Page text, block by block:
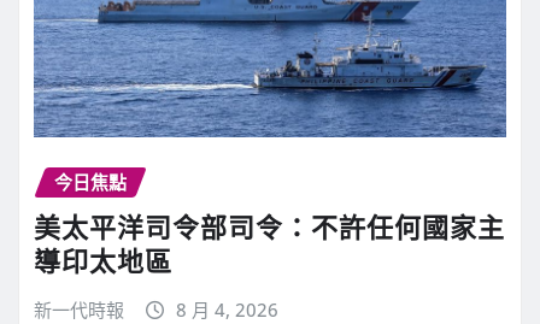
今日焦點
美太平洋司令部司令：不許任何國家主
導印太地區
新一代時報 8 月 4, 2026